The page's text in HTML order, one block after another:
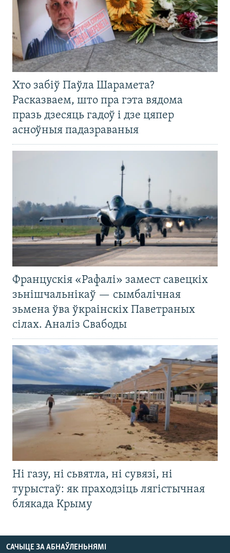
Хто забіў Паўла Шарамета?
Расказваем, што пра гэта вядома
празь дзесяць гадоў і дзе цяпер
асноўныя падазраваныя
Францускія «Рафалі» замест савецкіх
зьнішчальнікаў — сымбалічная
зьмена ўва ўкраінскіх Паветраных
сілах. Аналіз Свабоды
Ні газу, ні сьвятла, ні сувязі, ні
турыстаў: як праходзіць лягістычная
блякада Крыму
САЧЫЦЕ ЗА АБНАЎЛЕНЬНЯМІ